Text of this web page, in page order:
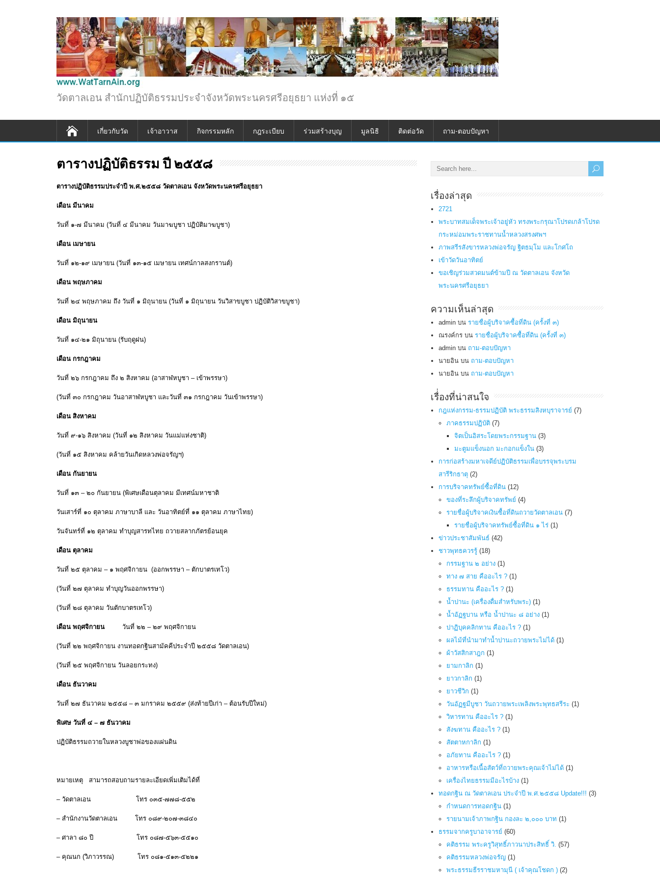
วัดตาลเอน สำนักปฏิบัติธรรมประจำจังหวัดพระนครศรีอยุธยา แห่งที่ ๑๕
เกี่ยวกับวัด เจ้าอาวาส กิจกรรมหลัก กฎระเบียบ ร่วมสร้างบุญ มูลนิธิ ติดต่อวัด ถาม-ตอบปัญหา
ตารางปฏิบัติธรรม ปี ๒๕๕๘
ตารางปฏิบัติธรรมประจำปี พ.ศ.๒๕๕๘ วัดตาลเอน จังหวัดพระนครศรีอยุธยา
เดือน มีนาคม
วันที่ ๑-๗ มีนาคม (วันที่ ๔ มีนาคม วันมาฆบูชา ปฏิบัติมาฆบูชา)
เดือน เมษายน
วันที่ ๑๒-๑๙ เมษายน (วันที่ ๑๓-๑๕ เมษายน เทศน์กาลสงกรานต์)
เดือน พฤษภาคม
วันที่ ๒๔ พฤษภาคม ถึง วันที่ ๑ มิถุนายน (วันที่ ๑ มิถุนายน วันวิสาขบูชา ปฏิบัติวิสาขบูชา)
เดือน มิถุนายน
วันที่ ๑๔-๒๑ มิถุนายน (รับฤดูฝน)
เดือน กรกฎาคม
วันที่ ๒๖ กรกฎาคม ถึง ๒ สิงหาคม (อาสาฬหบูชา – เข้าพรรษา)
(วันที่ ๓๐ กรกฎาคม วันอาสาฬหบูชา และวันที่ ๓๑ กรกฎาคม วันเข้าพรรษา)
เดือน สิงหาคม
วันที่ ๙-๑๖ สิงหาคม (วันที่ ๑๒ สิงหาคม วันแม่แห่งชาติ)
(วันที่ ๑๕ สิงหาคม คล้ายวันเกิดหลวงพ่อจรัญฯ)
เดือน กันยายน
วันที่ ๑๓ – ๒๐ กันยายน (พิเศษเดือนตุลาคม มีเทศน์มหาชาติ
วันเสาร์ที่ ๑๐ ตุลาคม ภาษาบาลี และ วันอาทิตย์ที่ ๑๑ ตุลาคม ภาษาไทย)
วันจันทร์ที่ ๑๒ ตุลาคม ทำบุญสารทไทย ถวายสลากภัตรย้อนยุค
เดือน ตุลาคม
วันที่ ๒๕ ตุลาคม – ๑ พฤศจิกายน (ออกพรรษา – ตักบาตรเทโว)
(วันที่ ๒๗ ตุลาคม ทำบุญวันออกพรรษา)
(วันที่ ๒๘ ตุลาคม วันตักบาตรเทโว)
เดือน พฤศจิกายน วันที่ ๒๒ – ๒๙ พฤศจิกายน
(วันที่ ๒๒ พฤศจิกายน งานทอดกฐินสามัคคีประจำปี ๒๕๕๘ วัดตาลเอน)
(วันที่ ๒๕ พฤศจิกายน วันลอยกระทง)
เดือน ธันวาคม
วันที่ ๒๗ ธันวาคม ๒๕๕๘ – ๓ มกราคม ๒๕๕๙ (ส่งท้ายปีเก่า – ต้อนรับปีใหม่)
พิเศษ วันที่ ๔ – ๗ ธันวาคม
ปฏิบัติธรรมถวายในหลวงบูชาพ่อของแผ่นดิน
หมายเหตุ สามารถสอบถามรายละเอียดเพิ่มเติมได้ที่
– วัดตาลเอน โทร ๐๓๕-๗๗๘-๕๕๒
– สำนักงานวัดตาลเอน โทร ๐๘๙-๒๐๗-๓๘๔๐
– ศาลา ๘๐ ปี โทร ๐๘๗-๕๖๓-๕๕๑๐
– คุณนก (วิภาวรรณ) โทร ๐๘๑-๕๑๓-๕๒๒๑
เรื่องล่าสุด
2721
พระบาทสมเด็จพระเจ้าอยู่หัว ทรงพระกรุณาโปรดเกล้าโปรด
กระหม่อมพระราชทานน้ำหลวงสรงศพฯ
ภาพสรีรสังขารหลวงพ่อจรัญ ฐิตธมฺโม และโกศโถ
เข้าวัดวันอาทิตย์
ขอเชิญร่วมสวดมนต์ข้ามปี ณ วัดตาลเอน จังหวัด
พระนครศรีอยุธยา
ความเห็นล่าสุด
admin บน รายชื่อผู้บริจาคซื้อที่ดิน (ครั้งที่ ๓)
ณรงค์กร บน รายชื่อผู้บริจาคซื้อที่ดิน (ครั้งที่ ๓)
admin บน ถาม-ตอบปัญหา
นายอิน บน ถาม-ตอบปัญหา
นายอิน บน ถาม-ตอบปัญหา
เรื่่องที่น่าสนใจ
กฎแห่งกรรม-ธรรมปฏิบัติ พระธรรมสิงหบุราจารย์ (7)
ภาคธรรมปฏิบัติ (7)
จิตเป็นอิสระโดยพระกรรมฐาน (3)
มะตูมแข็งนอก มะกอกแข็งใน (3)
การก่อสร้างมหาเจดีย์ปฏิบัติธรรมเพื่อบรรจุพระบรม
สารีริกธาตุ (2)
การบริจาคทรัพย์ซื้อที่ดิน (12)
ของที่ระลึกผู้บริจาคทรัพย์ (4)
รายชื่อผู้บริจาคเงินซื้อที่ดินถวายวัดตาลเอน (7)
รายชื่อผู้บริจาคทรัพย์ซื้อที่ดิน ๑ ไร่ (1)
ข่าวประชาสัมพันธ์ (42)
ชาวพุทธควรรู้ (18)
กรรมฐาน ๒ อย่าง (1)
ทาง ๗ สาย คืออะไร ? (1)
ธรรมทาน คืออะไร ? (1)
น้ำปานะ (เครื่องดื่มสำหรับพระ) (1)
น้ำอัฏฐบาน หรือ น้ำปานะ ๘ อย่าง (1)
ปาฏิบุคคลิกทาน คืออะไร ? (1)
ผลไม้ที่นำมาทำน้ำปานะถวายพระไม่ได้ (1)
ผ้าวัสสิกสาฎก (1)
ยามกาลิก (1)
ยาวกาลิก (1)
ยาวชีวิก (1)
วันอัฏฐมีบูชา วันถวายพระเพลิงพระพุทธสรีระ (1)
วิหารทาน คืออะไร ? (1)
สังฆทาน คืออะไร ? (1)
สัตตาหกาลิก (1)
อภัยทาน คืออะไร ? (1)
อาหารหรือเนื้อสัตว์ที่ถวายพระคุณเจ้าไม่ได้ (1)
เครื่องไทยธรรมมีอะไรบ้าง (1)
ทอดกฐิน ณ วัดตาลเอน ประจำปี พ.ศ.๒๕๕๘ Update!!! (3)
กำหนดการทอดกฐิน (1)
รายนามเจ้าภาพกฐิน กองละ ๒,๐๐๐ บาท (1)
ธรรมจากครูบาอาจารย์ (60)
คติธรรม พระครูวิสุทธิ์ภาวนาประสิทธิ์ วิ. (57)
คติธรรมหลวงพ่อจรัญ (1)
พระธรรมธีรราชมหามุนี ( เจ้าคุณโชดก ) (2)